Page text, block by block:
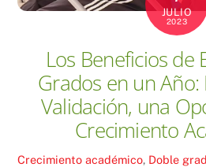
JULIO
2023
Los Beneficios de
Grados en un
Validación, una
Crecimiento
Crecimiento académico, Doble